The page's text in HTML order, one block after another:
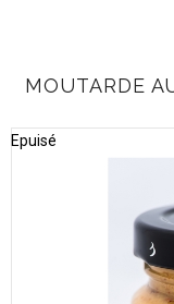
MOUTARDE
Epuisé